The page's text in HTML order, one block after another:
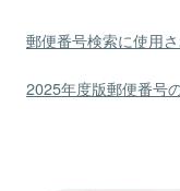
郵便番号検索に使用
2025年度版郵便番号